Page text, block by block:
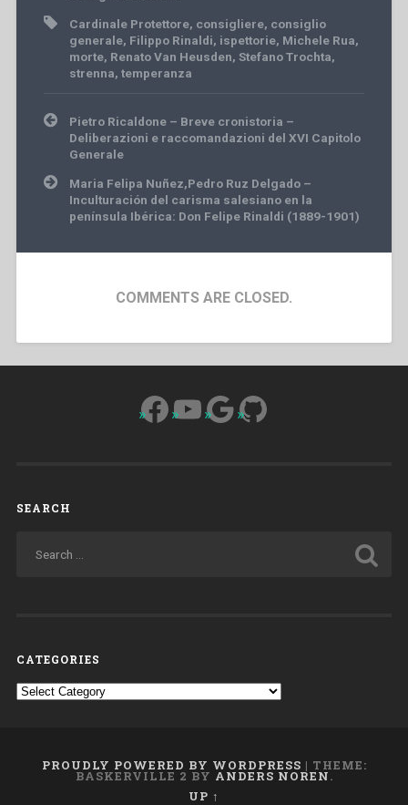
Cardinale Protettore, consigliere, consiglio
generale, Filippo Rinaldi, ispettorie, Michele Rua,
morte, Renato Van Heusden, Stefano Trochta,
strenna, temperanza
Post
navigation
Pietro Ricaldone – Breve cronistoria –
Deliberazioni e raccomandazioni del XVI Capitolo
Generale
Maria Felipa Nuñez,Pedro Ruz Delgado –
Inculturación del carisma salesiano en la
península Ibérica: Don Felipe Rinaldi (1889-1901)
COMMENTS ARE CLOSED.
Facebook
YouTube
Google
GitHub
SEARCH
CATEGORIES
Categories
PROUDLY POWERED BY WORDPRESS | THEME:
BASKERVILLE 2 BY ANDERS NOREN.
UP ↑